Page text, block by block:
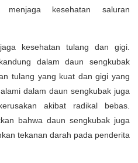
kesehatan saluran
kesehatan tulang dan gigi.
dalam daun sengkubak
tulang yang kuat dan gigi yang
dalam daun sengkubak juga
akibat radikal bebas.
bahwa daun sengkubak juga
tekanan darah pada penderita